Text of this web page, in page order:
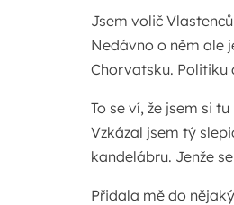
Jsem volič
Nedávno o něm ale
Chorvatsku. Politiku
To se ví, že jsem si
Vzkázal jsem tý
kandelábru. Jenže
Přidala mě do